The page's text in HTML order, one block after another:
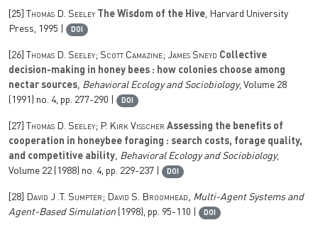
[25] Thomas D. Seeley The Wisdom of the Hive, Harvard University
Press, 1995 |
DOI
[26] Thomas D. Seeley; Scott Camazine; James Sneyd Collective
decision-making in honey bees : how colonies choose among
nectar sources, Behavioral Ecology and Sociobiology, Volume 28
(1991) no. 4, pp. 277-290 |
DOI
[27] Thomas D. Seeley; P. Kirk Visscher Assessing the benefits of
cooperation in honeybee foraging : search costs, forage quality,
and competitive ability, Behavioral Ecology and Sociobiology,
Volume 22 (1988) no. 4, pp. 229-237 | DOI
[28] David J .T. Sumpter; David S. Broomhead, Multi-Agent Systems and
Agent-Based Simulation (1998), pp. 95-110 | DOI